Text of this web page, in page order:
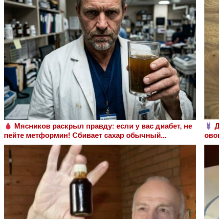
Мясников раскрыл правду: если у вас диабет, не
пейте метформин! Сбивает сахар обычный...